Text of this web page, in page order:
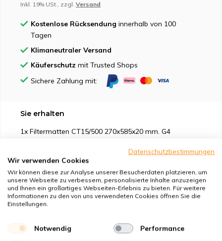
Inkl. 19% USt., zzgl. Versand
Kostenlose Rücksendung innerhalb von 100
Tagen
Klimaneutraler Versand
Käuferschutz mit Trusted Shops
Sichere Zahlung mit:
Sie erhalten
1x Filtermatten CT15/500 270x585x20 mm. G4
Geeignet für
Schutz vor
Datenschutzbestimmungen
Wir verwenden Cookies
Wir können diese zur Analyse unserer Besucherdaten platzieren, um
unsere Webseite zu verbessern, personalisierte Inhalte anzuzeigen
und Ihnen ein großartiges Webseiten-Erlebnis zu bieten. Für weitere
Informationen zu den von uns verwendeten Cookies öffnen Sie die
Einstellungen.
Notwendig Performance